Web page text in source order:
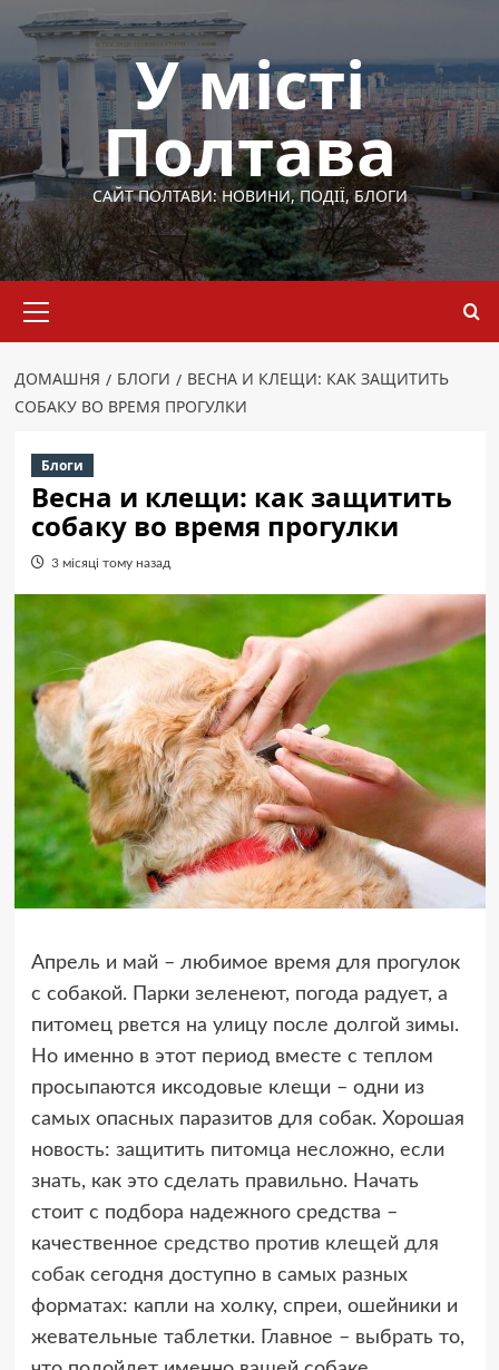
Перейти
вмісту
У місті
Полтава
САЙТ ПОЛТАВИ: НОВИНИ, ПОДІЇ, БЛОГИ
меню
ДОМАШНЯ БЛОГИ
ВЕСНА И КЛЕЩИ: КАК ЗАЩИТИТЬ
СОБАКУ ВО ВРЕМЯ ПРОГУЛКИ
Блоги
Весна и клещи: как защитить
собаку во время прогулки
3 місяці тому назад
Апрель и май – любимое время для прогулок
с собакой. Парки зеленеют, погода радует, а
питомец рвется на улицу после долгой зимы.
Но именно в этот период вместе с теплом
просыпаются иксодовые клещи – одни из
самых опасных паразитов для собак. Хорошая
новость: защитить питомца несложно, если
знать, как это сделать правильно. Начать
стоит с подбора надежного средства –
качественное средство против клещей для
собаксегодня доступно в самых разных
форматах: капли на холку, спреи, ошейники и
жевательные таблетки. Главное – выбрать то,